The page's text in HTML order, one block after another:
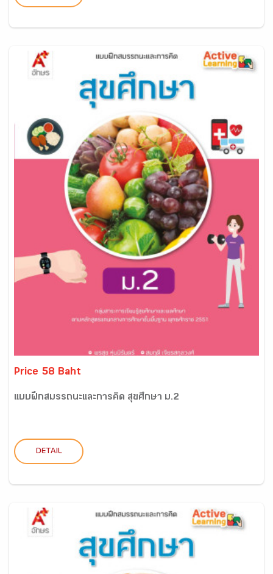
Price 58 Baht
แบบฝึกสมรรถนะและการคิด สุขศึกษา ม.2
DETAIL